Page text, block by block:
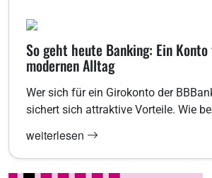
So geht heute Banking: Ein
modernen Alltag
Wer sich für ein Girokonto der
sichert sich attraktive Vorteile. Wie
weiterlesen